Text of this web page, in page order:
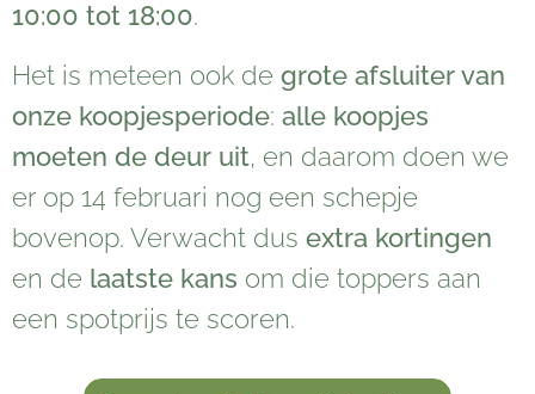
10:00 tot 18:00.
Het is meteen ook de grote afsluiter van
onze koopjesperiode: alle koopjes
moeten de deur uit, en daarom doen we
er op 14 februari nog een schepje
bovenop. Verwacht dus extra kortingen
en de laatste kans om die toppers aan
een spotprijs te scoren.